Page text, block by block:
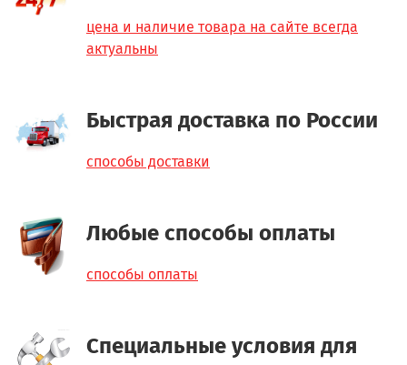
цена и наличие товара на сайте всегда
актуальны
Быстрая доставка по России
способы доставки
Любые способы оплаты
способы оплаты
Специальные условия для